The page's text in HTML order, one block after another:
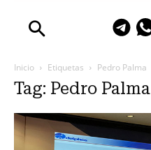
Inicio Etiquetas Pedro Palma
Tag: Pedro Palma